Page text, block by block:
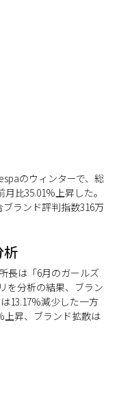
のウィンターで、総
比35.01%上昇した。
ブランド評判指数316万
析
長は「6月のガールズ
を分析の結果、ブラン
13.17%減少した一方
上昇、ブランド拡散は